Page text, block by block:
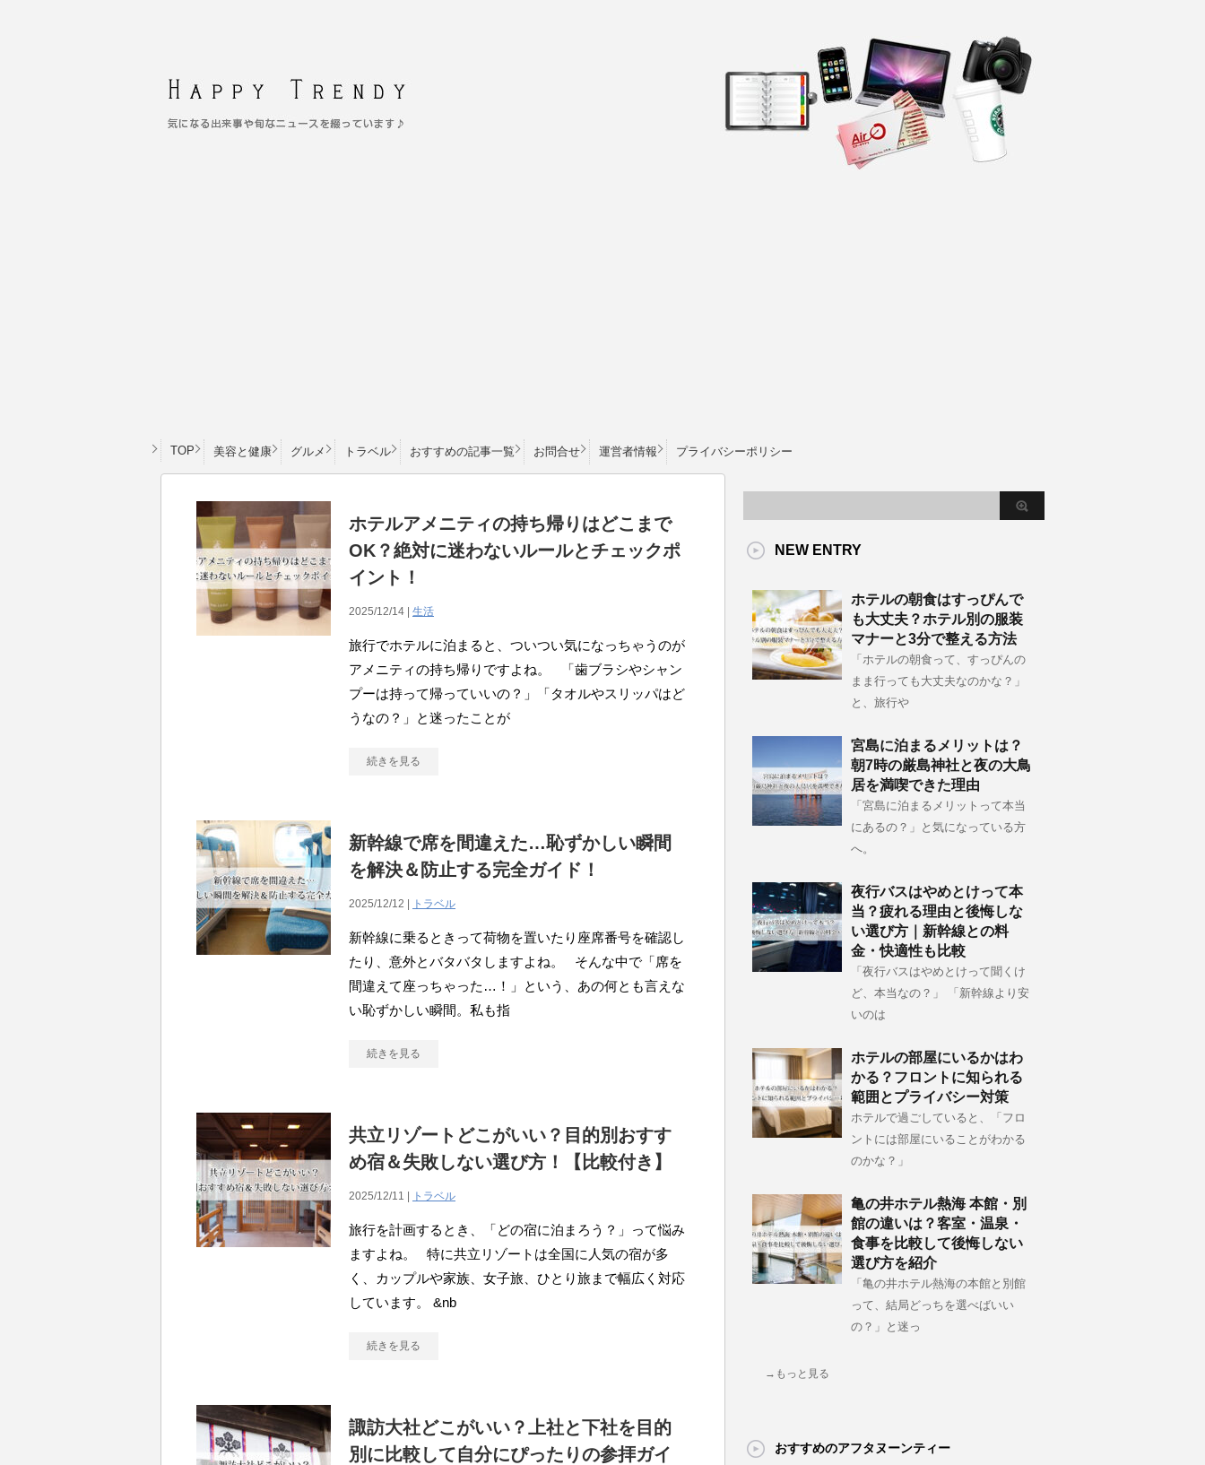
TOP 美容と健康 グルメ トラベル おすすめの記事一覧 お問合せ 運営者情報 プライバシーポリシー
ホテルアメニティの持ち帰りはどこまで
OK？絶対に迷わないルールとチェックポ
イント！
2025/12/14 | 生活
旅行でホテルに泊まると、ついつい気になっちゃうのが
アメニティの持ち帰りですよね。 「歯ブラシやシャン
プーは持って帰っていいの？」「タオルやスリッパはど
うなの？」と迷ったことが
続きを見る
新幹線で席を間違えた…恥ずかしい瞬間
を解決＆防止する完全ガイド！
2025/12/12 | トラベル
新幹線に乗るときって荷物を置いたり座席番号を確認し
たり、意外とバタバタしますよね。 そんな中で「席を
間違えて座っちゃった…！」という、あの何とも言えな
い恥ずかしい瞬間。私も指
続きを見る
共立リゾートどこがいい？目的別おすす
め宿＆失敗しない選び方！【比較付き】
2025/12/11 | トラベル
旅行を計画するとき、「どの宿に泊まろう？」って悩み
ますよね。 特に共立リゾートは全国に人気の宿が多
く、カップルや家族、女子旅、ひとり旅まで幅広く対応
しています。 &nb
続きを見る
諏訪大社どこがいい？上社と下社を目的
別に比較して自分にぴったりの参拝ガイ
NEW ENTRY
ホテルの朝食はすっぴんで
も大丈夫？ホテル別の服装
マナーと3分で整える方法
「ホテルの朝食って、すっぴんの
まま行っても大丈夫なのかな？」
と、旅行や
宮島に泊まるメリットは？
朝7時の厳島神社と夜の大鳥
居を満喫できた理由
「宮島に泊まるメリットって本当
にあるの？」と気になっている方
へ。
夜行バスはやめとけって本
当？疲れる理由と後悔しな
い選び方｜新幹線との料
金・快適性も比較
「夜行バスはやめとけって聞くけ
ど、本当なの？」 「新幹線より安
いのは
ホテルの部屋にいるかはわ
かる？フロントに知られる
範囲とプライバシー対策
ホテルで過ごしていると、「フロ
ントには部屋にいることがわかる
のかな？」
亀の井ホテル熱海 本館・別
館の違いは？客室・温泉・
食事を比較して後悔しない
選び方を紹介
「亀の井ホテル熱海の本館と別館
って、結局どっちを選べばいい
の？」と迷っ
→もっと見る
おすすめのアフタヌーンティー